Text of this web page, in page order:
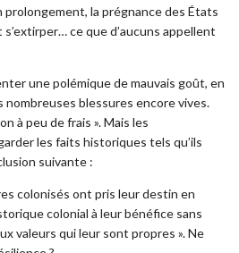
la prégnance des États
ce que d’aucuns appellent
une polémique de mauvais goût, en
blessures encore vives.
à peu de frais ». Mais les
les faits historiques tels qu’ils
suivante :
colonisés ont pris leur destin en
colonial à leur bénéfice sans
valeurs qui leur sont propres ». Ne